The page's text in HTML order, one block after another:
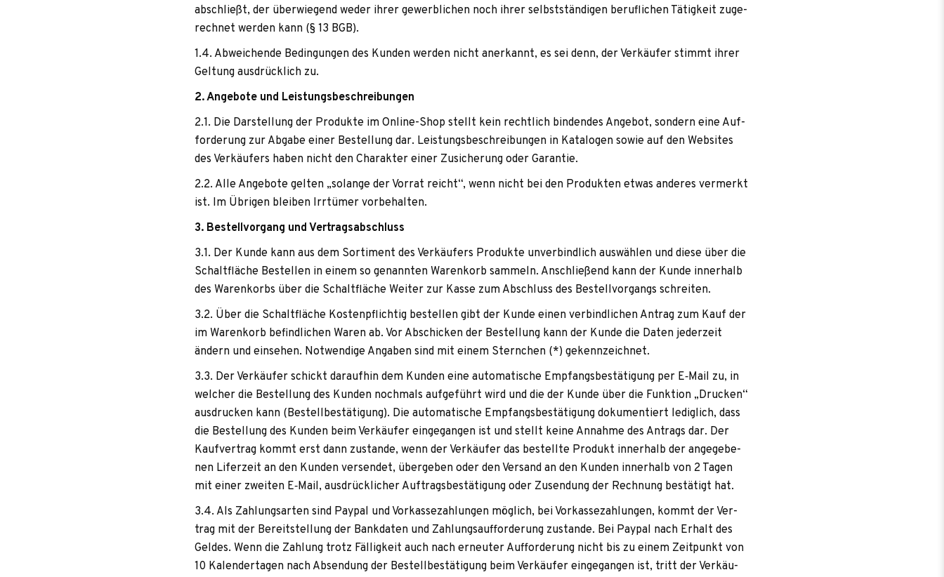
abschließt, der über­wie­gend weder ihrer gewerb­li­chen noch ihrer selbst­stän­di­gen beruf­li­chen Tätig­keit zuge­
rech­net wer­den kann (§ 13 BGB).
1.4. Abwei­chende Bedin­gun­gen des Kun­den wer­den nicht aner­kannt, es sei denn, der Ver­käu­fer stimmt ihrer
Gel­tung aus­drück­lich zu.
2. Ange­bote und Leistungsbeschreibungen
2.1. Die Dar­stel­lung der Pro­dukte im Online-Shop stellt kein recht­lich bin­den­des Ange­bot, son­dern eine Auf­
for­de­rung zur Abgabe einer Bestel­lung dar. Leis­tungs­be­schrei­bun­gen in Kata­lo­gen sowie auf den Web­sites
des Ver­käu­fers haben nicht den Cha­rak­ter einer Zusi­che­rung oder Garantie.
2.2. Alle Ange­bote gel­ten „solange der Vor­rat reicht“, wenn nicht bei den Pro­duk­ten etwas ande­res ver­merkt
ist. Im Übri­gen blei­ben Irr­tü­mer vorbehalten.
3. Bestell­vor­gang und Vertragsabschluss
3.1. Der Kunde kann aus dem Sor­ti­ment des Ver­käu­fers Pro­dukte unver­bind­lich aus­wäh­len und diese über die
Schalt­flä­che Bestel­len in einem so genann­ten Waren­korb sam­meln. Anschlie­ßend kann der Kunde inner­halb
des Waren­korbs über die Schalt­flä­che Wei­ter zur Kasse zum Abschluss des Bestell­vor­gangs schreiten.
3.2. Über die Schalt­flä­che Kos­ten­pflich­tig bestel­len gibt der Kunde einen ver­bind­li­chen Antrag zum Kauf der
im Waren­korb befind­li­chen Waren ab. Vor Abschi­cken der Bestel­lung kann der Kunde die Daten jeder­zeit
ändern und ein­se­hen. Not­wen­dige Anga­ben sind mit einem Stern­chen (*) gekennzeichnet.
3.3. Der Ver­käu­fer schickt dar­auf­hin dem Kun­den eine auto­ma­ti­sche Emp­fangs­be­stä­ti­gung per E‑Mail zu, in
wel­cher die Bestel­lung des Kun­den noch­mals auf­ge­führt wird und die der Kunde über die Funk­tion „Dru­cken“
aus­dru­cken kann (Bestell­be­stä­ti­gung). Die auto­ma­ti­sche Emp­fangs­be­stä­ti­gung doku­men­tiert ledig­lich, dass
die Bestel­lung des Kun­den beim Ver­käu­fer ein­ge­gan­gen ist und stellt keine Annahme des Antrags dar. Der
Kauf­ver­trag kommt erst dann zustande, wenn der Ver­käu­fer das bestellte Pro­dukt inner­halb der ange­ge­be­
nen Lifer­zeit an den Kun­den ver­sen­det, über­ge­ben oder den Ver­sand an den Kun­den inner­halb von 2 Tagen
mit einer zwei­ten E‑Mail, aus­drück­li­cher Auf­trags­be­stä­ti­gung oder Zusen­dung der Rech­nung bestä­tigt hat.
3.4. Als Zah­lungs­ar­ten sind Pay­pal und Vor­kas­se­zah­lun­gen mög­lich, bei Vor­kas­se­zah­lun­gen, kommt der Ver­
trag mit der Bereit­stel­lung der Bank­da­ten und Zah­lungs­auf­for­de­rung zustande. Bei Pay­pal nach Erhalt des
Gel­des. Wenn die Zah­lung trotz Fäl­lig­keit auch nach erneu­ter Auf­for­de­rung nicht bis zu einem Zeit­punkt von
10 Kalen­der­ta­gen nach Absen­dung der Bestell­be­stä­ti­gung beim Ver­käu­fer ein­ge­gan­gen ist, tritt der Ver­käu­